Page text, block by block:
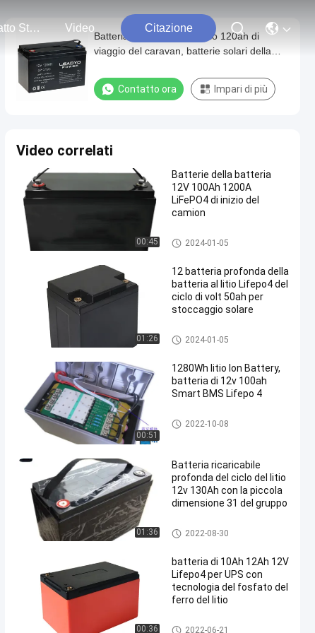
Contatto Stati Uniti Video Citazione
Batteria al litio del rimorchio 120ah di
viaggio del caravan, batterie solari della
Contatto ora Impari di più
Video correlati
00:45
Batterie della batteria
12V 100Ah 1200A
LiFePO4 di inizio del
camion
Sostituzione delle batterie per
autoveicoli
2024-01-05
01:26
12 batteria profonda della
batteria al litio Lifepo4 del
ciclo di volt 50ah per
stoccaggio solare
batteria di 12V Lifepo4
2024-01-05
00:51
1280Wh litio Ion Battery,
batteria di 12v 100ah
Smart BMS Lifepo 4
batteria di 12V Lifepo4
2022-10-08
01:36
Batteria ricaricabile
profonda del ciclo del litio
12v 130Ah con la piccola
dimensione 31 del gruppo
batteria di 12V Lifepo4
2022-08-30
00:36
batteria di 10Ah 12Ah 12V
Lifepo4 per UPS con
tecnologia del fosfato del
ferro del litio
batteria di 12V Lifepo4
2022-06-21